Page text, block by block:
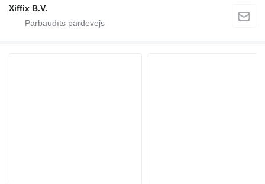
Xiffix B.V.